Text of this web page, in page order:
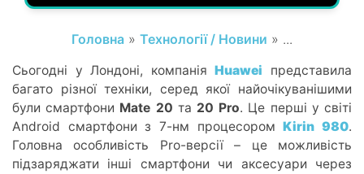
Головна » Технології / Новини » ...
Сьогодні у Лондоні, компаніяHuawei представила
багато різної техніки, серед якої найочікуванішими
були смартфони Mate 20 та 20 Pro. Це перші у світі
Android смартфони з 7-нм процесоромKirin 980.
Головна особливість Pro-версії – це можливість
підзаряджати інші смартфони чи аксесуари через